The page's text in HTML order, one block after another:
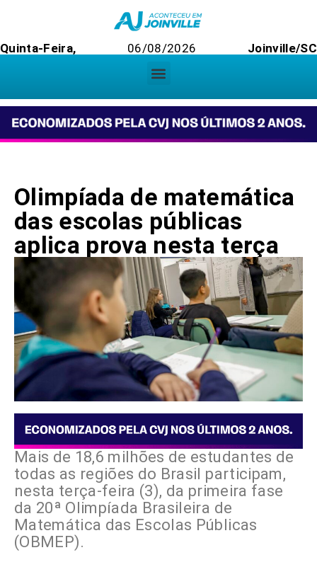
Quinta-Feira, 06/08/2026 Joinville/SC
Olimpíada de matemática
das escolas públicas
aplica prova nesta terça
Mais de 18,6 milhões de estudantes de
todas as regiões do Brasil participam,
nesta terça-feira (3), da primeira fase
da 20ª Olimpíada Brasileira de
Matemática das Escolas Públicas
(OBMEP).